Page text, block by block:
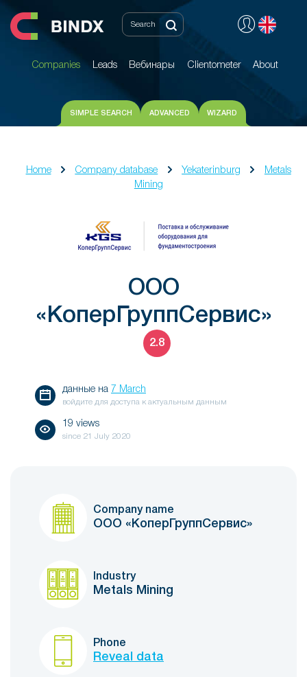
Companies Leads Вебинары Clientometer About
Companies Leads Вебинары Clientometer About
SIMPLE SEARCH ADVANCED WIZARD
Home Company database Yekaterinburg
Metals
Mining
ООО
«КоперГруппСервис»
2.8
данные на 7 March
войдите для доступа к актуальным данным
19 views
since 21 July 2020
Company name
ООО «КоперГруппСервис»
Industry
Metals Mining
Phone
Reveal data